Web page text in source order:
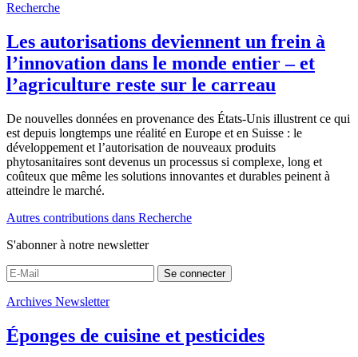
Recherche
Les autorisations deviennent un frein à
l’innovation dans le monde entier – et
l’agriculture reste sur le carreau
De nouvelles données en provenance des États-Unis illustrent ce qui
est depuis longtemps une réalité en Europe et en Suisse : le
développement et l’autorisation de nouveaux produits
phytosanitaires sont devenus un processus si complexe, long et
coûteux que même les solutions innovantes et durables peinent à
atteindre le marché.
Autres contributions dans Recherche
S'abonner à notre newsletter
Se connecter
Archives Newsletter
Éponges de cuisine et pesticides